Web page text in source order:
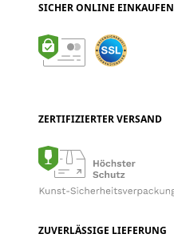
SICHER ONLINE EINKAUFEN
ZERTIFIZIERTER VERSAND
ZUVERLÄSSIGE LIEFERUNG